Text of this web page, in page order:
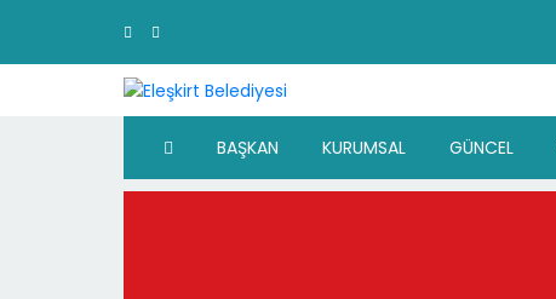
BAŞKAN KURUMSAL GÜNCEL